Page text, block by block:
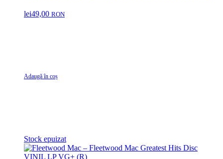
lei49,00 RON
Adaugă în coș
Stock epuizat